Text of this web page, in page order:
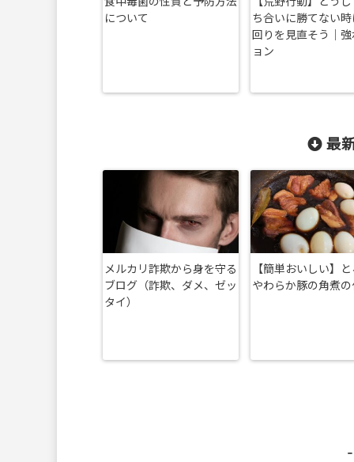
食中毒菌の性質と予防方法
について
【荒野行動】どう
ち合いに勝てない
回りを見直そう｜
ョン
最
メルカリ詐欺から身を守る
ブログ（詐欺、ダメ、ゼッ
タイ）
【簡単おいしい】
やわらか豚の角煮